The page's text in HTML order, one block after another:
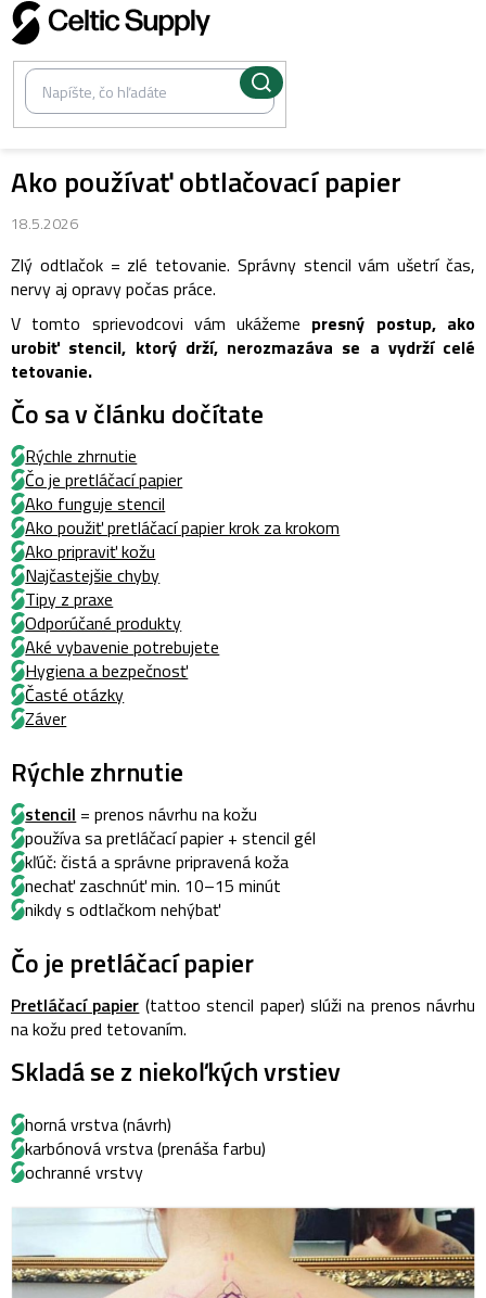
Prejsť
na
obsah
Ako používať obtlačovací papier
18.5.2026
Zlý odtlačok = zlé tetovanie. Správny stencil vám ušetrí čas,
nervy aj opravy počas práce.
V tomto sprievodcovi vám ukážeme presný postup, ako
urobiť stencil, ktorý drží, nerozmazáva se a vydrží celé
tetovanie.
Čo sa v článku dočítate
Rýchle zhrnutie
Čo je pretláčací papier
Ako funguje stencil
Ako použiť pretláčací papier krok za krokom
Ako pripraviť kožu
Najčastejšie chyby
Tipy z praxe
Odporúčané produkty
Aké vybavenie potrebujete
Hygiena a bezpečnosť
Časté otázky
Záver
Rýchle zhrnutie
stencil = prenos návrhu na kožu
používa sa pretláčací papier + stencil gél
kľúč: čistá a správne pripravená koža
nechať zaschnúť min. 10–15 minút
nikdy s odtlačkom nehýbať
Čo je pretláčací papier
Pretláčací papier (tattoo stencil paper) slúži na prenos návrhu
na kožu pred tetovaním.
Skladá se z niekoľkých vrstiev
horná vrstva (návrh)
karbónová vrstva (prenáša farbu)
ochranné vrstvy